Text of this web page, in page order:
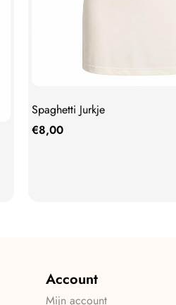
Spaghetti Jurkje
€8,00
Account
Mijn account